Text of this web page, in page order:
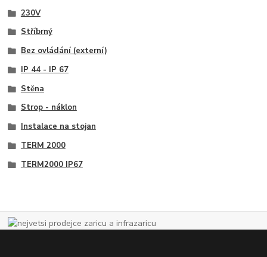
230V
Stříbrný
Bez ovládání (externí)
IP 44 - IP 67
Stěna
Strop - náklon
Instalace na stojan
TERM 2000
TERM2000 IP67